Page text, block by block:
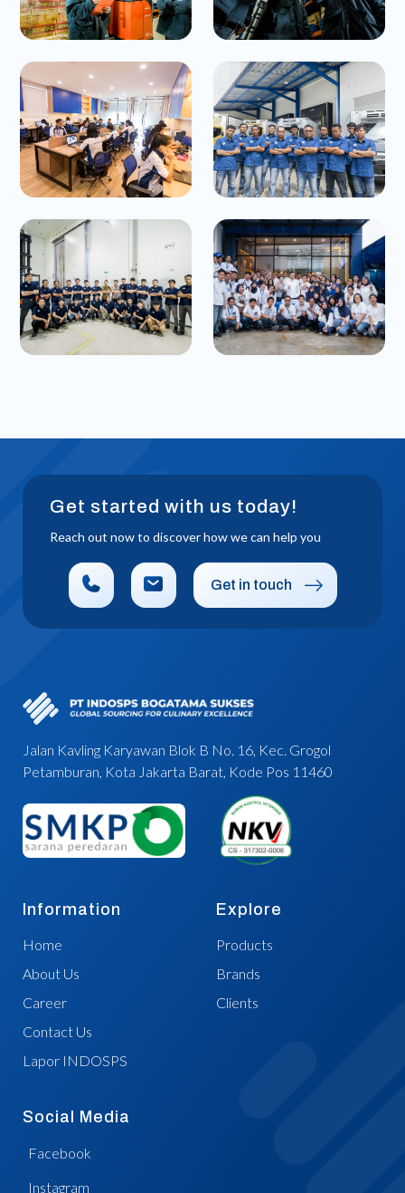
Get started with us today!
Reach out now to discover how we can help you
Get in touch
Jalan Kavling Karyawan Blok B No. 16, Kec. Grogol
Petamburan, Kota Jakarta Barat, Kode Pos 11460
Information
Home
About Us
Career
Contact Us
Lapor INDOSPS
Explore
Products
Brands
Clients
Social Media
Facebook
Instagram